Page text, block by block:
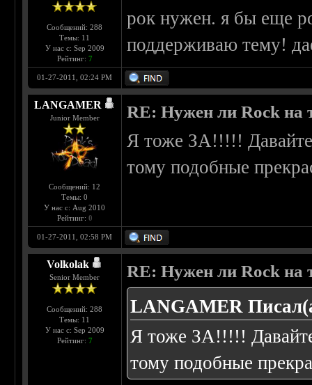
Сообщений: 288
Темы: 11
У нас с: Sep 2009
Рейтинг: 7
рок нужен. я бы еще
поддерживаю тему!
01-27-2011, 02:24 PM
LANGAMER
Junior Member
Сообщений: 12
Темы: 0
У нас с: Aug 2010
Рейтинг: 0
RE: Нужен ли Rock на
Я тоже ЗА!!!!!
тому подобные
01-27-2011, 02:58 PM
Volkolak
Senior Member
Сообщений: 288
Темы: 11
У нас с: Sep 2009
Рейтинг: 7
RE: Нужен ли Rock на
LANGAMER
Я тоже ЗА!!!!!
тому подобные